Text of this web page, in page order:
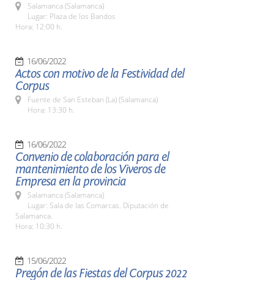
Salamanca (Salamanca)
Lugar: Plaza de los Bandos
Hora: 12:00 h.
16/06/2022
Actos con motivo de la Festividad del
Corpus
Fuente de San Esteban (La) (Salamanca)
Hora: 13:30 h.
16/06/2022
Convenio de colaboración para el
mantenimiento de los Viveros de
Empresa en la provincia
Salamanca (Salamanca)
Lugar: Sala de las Comarcas. Diputación de
Salamanca.
Hora: 10:30 h.
15/06/2022
Pregón de las Fiestas del Corpus 2022